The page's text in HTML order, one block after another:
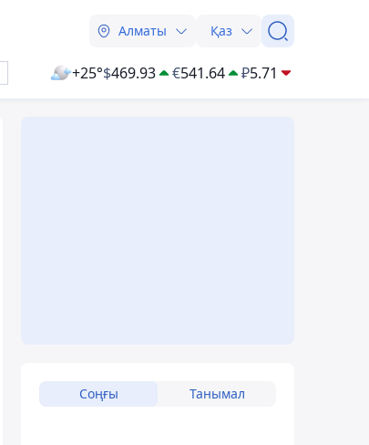
Алматы Қаз
+25°$469.93 €541.64 ₽5.71
Соңғы Танымал